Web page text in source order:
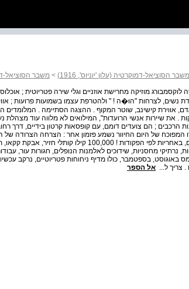
משבר הסוציאל-דמוקרטיה (עלון 'יוניוס', 1916) > משבר הסוציאל-
רוזה לוקסמבורג מוזיקה מחרישת אוזניים וגלי שירה פטריוטית ;
. את שיירות אנשי הרועדות", המילואים לא מלווה עוד
הרכבים ; הם צועדים דומם, עם קופסאות קרטון בידיים, דרך
אישיים, באחריות לפי הפקודות ! 100,000
נרתיקי מחסניות, שידוכים לאלמנות הנופלים, חגורות עור,
באוגוסט, בספטמבר, כולו מדיף ניחוחות פטריוטיים, נרקב
. צריך ל... אל הספר